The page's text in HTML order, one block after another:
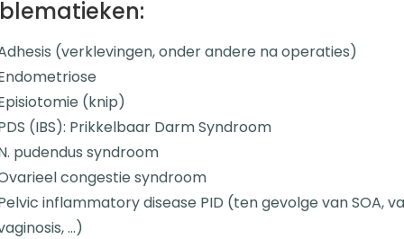
(verklevingen, onder andere na operaties)
(knip)
(IBS): Prikkelbaar Darm Syndroom
pudendus syndroom
congestie syndroom
inflammatory disease PID (ten gevolge van SOA,
…)